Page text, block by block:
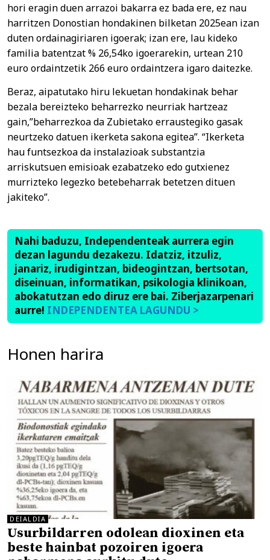
hori eragin duen arrazoi bakarra ez bada ere, ez nau
harritzen Donostian hondakinen bilketan 2025ean izan
duten ordainagiriaren igoerak; izan ere, lau kideko
familia batentzat % 26,54ko igoerarekin, urtean 210
euro ordaintzetik 266 euro ordaintzera igaro daitezke.
Beraz, aipatutako hiru lekuetan hondakinak behar
bezala bereizteko beharrezko neurriak hartzeaz
gain,”beharrezkoa da Zubietako erraustegiko gasak
neurtzeko datuen ikerketa sakona egitea”. “Ikerketa
hau funtsezkoa da instalazioak substantzia
arriskutsuen emisioak ezabatzeko edo gutxienez
murrizteko legezko betebeharrak betetzen dituen
jakiteko”.
Nahi baduzu, Independenteak aurrera egin
dezan lagundu dezakezu. Idatziz, itzuliz,
janariz, irudigintzan, bideogintzan, bertsotan,
diseinuan, informatikan, psikologia klinikoan,
abokatutzan edo diruz ere bai. Ziberjazarpenari
aurre! INDEPENDENTEA LAGUNDU >
Honen harira
DEIALDIA
Usurbildarren odolean dioxinen eta
beste hainbat pozoiren igoera